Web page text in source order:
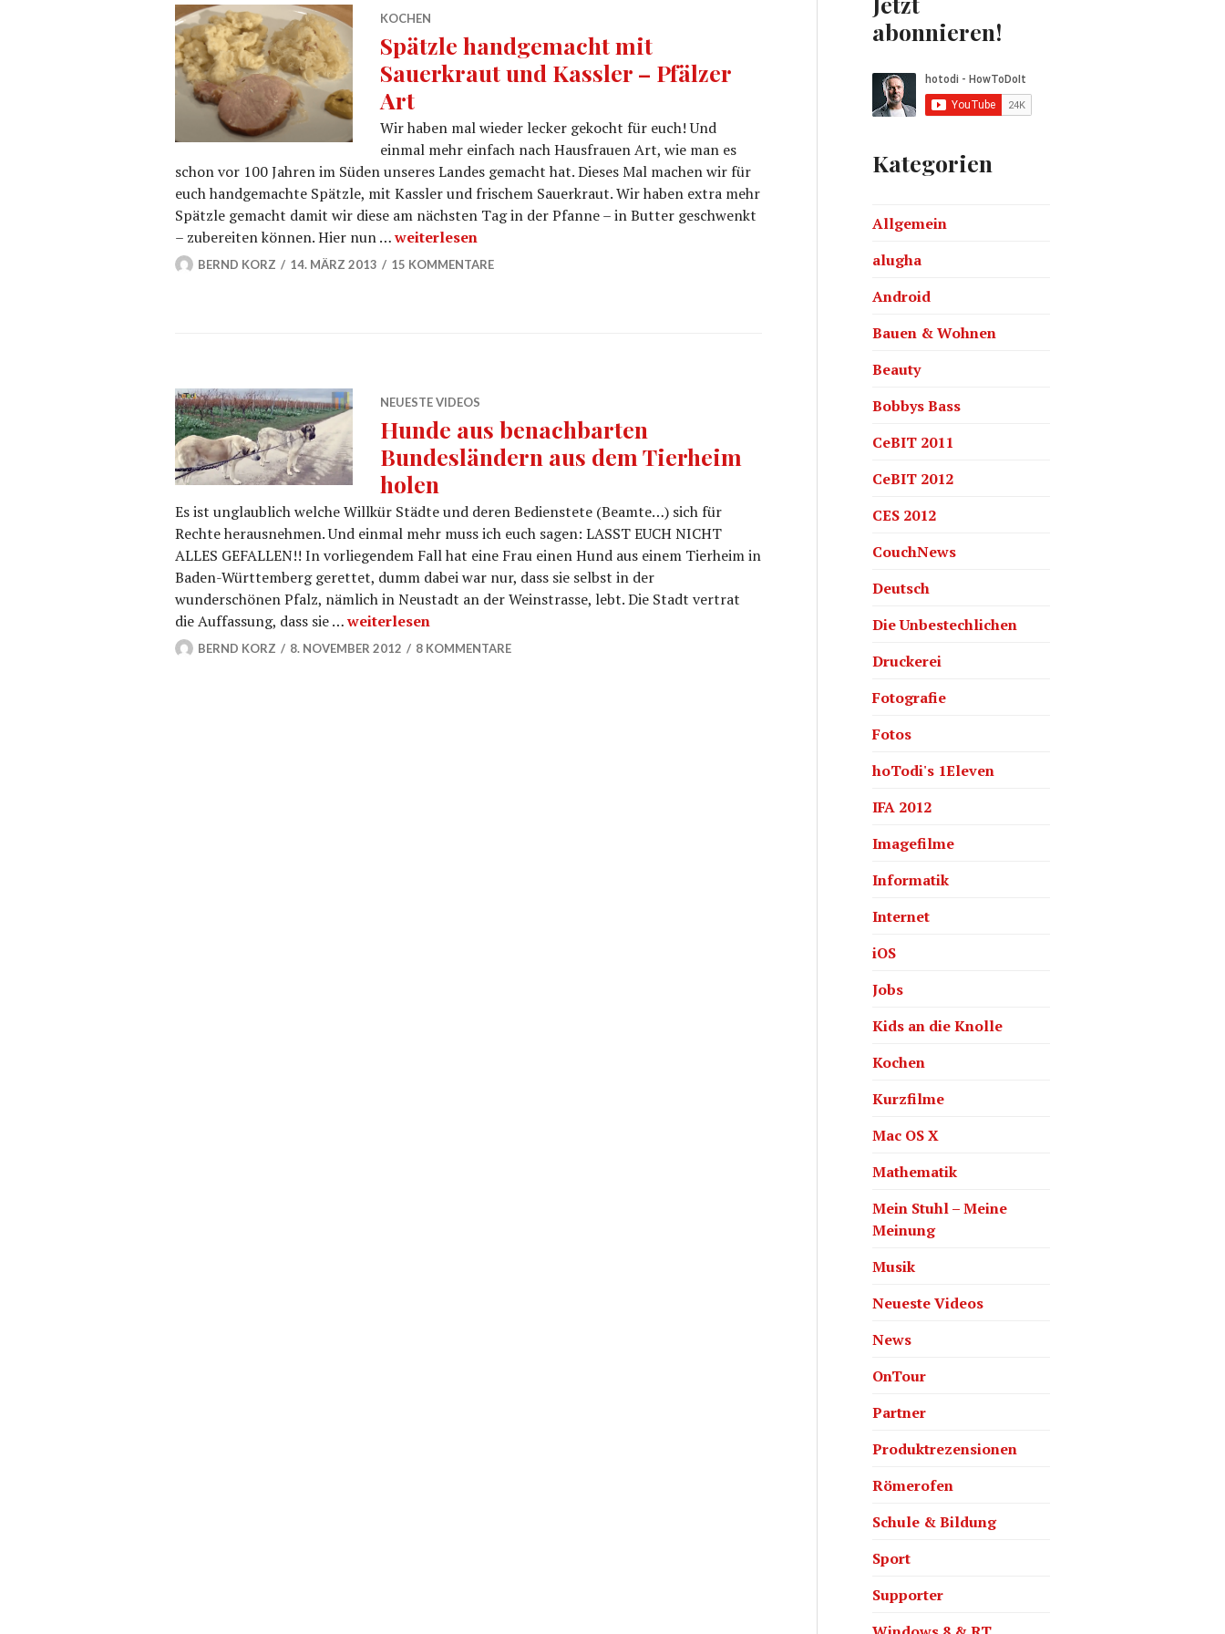
KOCHEN
Spätzle handgemacht mit
Sauerkraut und Kassler – Pfälzer
Art
Wir haben mal wieder lecker gekocht für euch! Und
einmal mehr einfach nach Hausfrauen Art, wie man es
schon vor 100 Jahren im Süden unseres Landes gemacht hat. Dieses Mal machen wir für
euch handgemachte Spätzle, mit Kassler und frischem Sauerkraut. Wir haben extra mehr
Spätzle gemacht damit wir diese am nächsten Tag in der Pfanne – in Butter geschwenkt
– zubereiten können. Hier nun …Spätzle handgemacht mit Sauerkraut und Kassler – Pfälzer Art
weiterlesen
BERND KORZ 14. MÄRZ 2013 15 KOMMENTARE
NEUESTE VIDEOS
Hunde aus benachbarten
Bundesländern aus dem Tierheim
holen
Es ist unglaublich welche Willkür Städte und deren Bedienstete (Beamte…) sich für
Rechte herausnehmen. Und einmal mehr muss ich euch sagen: LASST EUCH NICHT
ALLES GEFALLEN!! In vorliegendem Fall hat eine Frau einen Hund aus einem Tierheim in
Baden-Württemberg gerettet, dumm dabei war nur, dass sie selbst in der
wunderschönen Pfalz, nämlich in Neustadt an der Weinstrasse, lebt. Die Stadt vertrat
die Auffassung, dass sie …Hunde aus benachbarten Bundesländern aus dem Tierheim holen
weiterlesen
BERND KORZ 8. NOVEMBER 2012 8 KOMMENTARE
abonnieren!
Kategorien
Allgemein
alugha
Android
Bauen & Wohnen
Beauty
Bobbys Bass
CeBIT 2011
CeBIT 2012
CES 2012
CouchNews
Deutsch
Die Unbestechlichen
Druckerei
Fotografie
Fotos
hoTodi's 1Eleven
IFA 2012
Imagefilme
Informatik
Internet
iOS
Jobs
Kids an die Knolle
Kochen
Kurzfilme
Mac OS X
Mathematik
Mein Stuhl – Meine
Meinung
Musik
Neueste Videos
News
OnTour
Partner
Produktrezensionen
Römerofen
Schule & Bildung
Sport
Supporter